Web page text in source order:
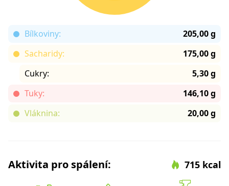
Bílkoviny:
205,00 g
Sacharidy:
175,00 g
Cukry:
5,30 g
Tuky:
146,10 g
Vláknina:
20,00 g
Aktivita pro spálení: 715 kcal